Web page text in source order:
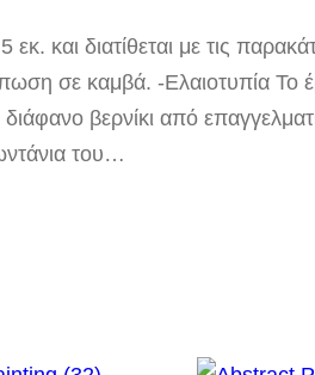
και διατίθεται με τις
σε καμβά. -Ελαιοτυπία Το
βερνίκι από
του…